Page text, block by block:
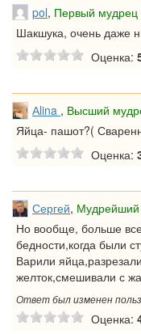
pol, Первый мудрец
Шакшука, очень даже
Оценка:
Аlina , Высший
Яйца- пашот?(
Оценка:
Сергей,
Но вообще, больше
бедности,когда были
Варили
желток,смешивали с
Ответ был изменен
Оценка: